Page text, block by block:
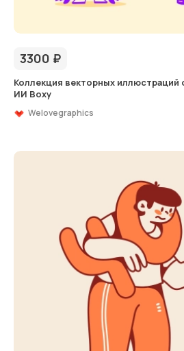
3300 ₽
Коллекция векторных иллюстраций
ИИ Boxy
Welovegraphics